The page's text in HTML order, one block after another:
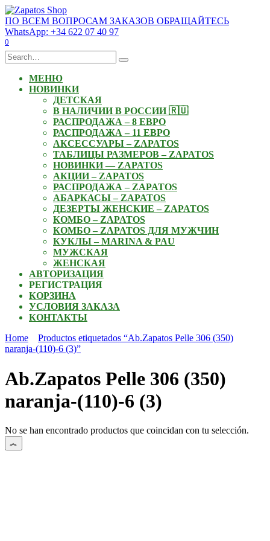
Skip
to
content
ПО ВСЕМ ВОПРОСАМ ЗАКАЗОВ ОБРАЩАЙТЕСЬ
WhatsApp: +34 622 07 40 97
0
Search
for:
МЕНЮ
НОВИНКИ
ДЕТСКАЯ
В НАЛИЧИИ В РОССИИ 🇷🇺
РАСПРОДАЖА – 8 ЕВРО
РАСПРОДАЖА – 11 ЕВРО
АКСЕССУАРЫ – ZAPATOS
ТАБЛИЦЫ РАЗМЕРОВ – ZAPATOS
НОВИНКИ — ZAPATOS
АКЦИИ – ZAPATOS
РАСПРОДАЖА – ZAPATOS
АБАРКАСЫ – ZAPATOS
ДЕЗЕРТЫ ЖЕНСКИЕ – ZAPATOS
КОМБО – ZAPATOS
КОМБО – ZAPATOS ДЛЯ МУЖЧИН
КУКЛЫ – MARINA & PAU
МУЖСКАЯ
ЖЕНСКАЯ
АВТОРИЗАЦИЯ
РЕГИСТРАЦИЯ
КОРЗИНА
УСЛОВИЯ ЗАКАЗА
КОНТАКТЫ
Home
Productos etiquetados “Ab.Zapatos Pelle 306 (350)
naranja-(110)-6 (3)”
Ab.Zapatos Pelle 306 (350)
naranja-(110)-6 (3)
No se han encontrado productos que coincidan con tu selección.